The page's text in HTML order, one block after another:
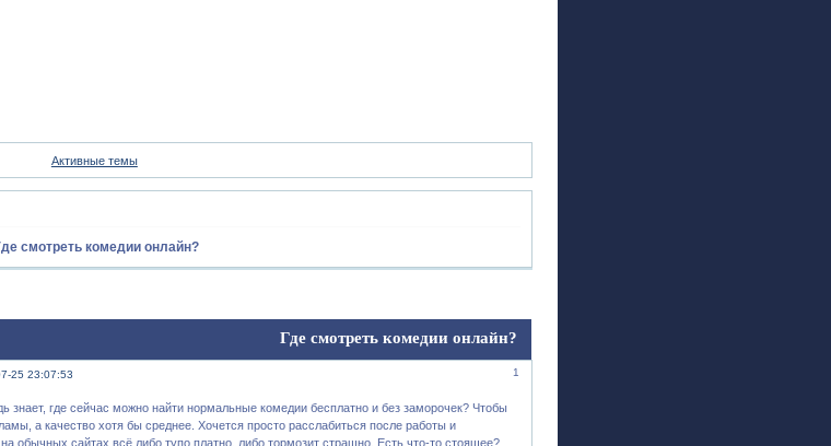
Активные темы
смотреть комедии онлайн?
Где смотреть комедии онлайн?
1
25 23:07:53
знает, где сейчас можно найти нормальные комедии бесплатно и без заморочек? Чтобы
а качество хотя бы среднее. Хочется просто расслабиться после работы и
обычных сайтах всё либо тупо платно, либо тормозит страшно. Есть что-то стоящее?